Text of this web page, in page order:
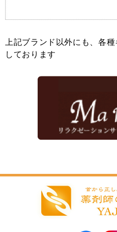
上記ブランド以外にも、各
しております